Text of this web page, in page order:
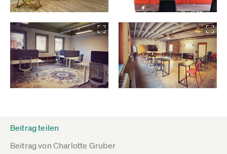
Beitrag teilen
Beitrag von Charlotte Gruber